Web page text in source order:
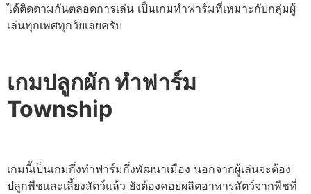
ได้ติดตามกันตลอดการเล่น เป็นเกมทำฟาร์มที่เหมาะกับกลุ่มผู้
เล่นทุกเพศทุกวัยเลยครับ
เกมปลูกผัก ทําฟาร์ม
Township
เกมนี้เป็นเกมกึ่งทำฟาร์มกึ่งพัฒนาเมือง นอกจากผู้เล่นจะต้อง
ปลูกพืชและเลี้ยงสัตว์แล้ว ยังต้องคอยผลิตอาหารสัตว์จากพืชที่